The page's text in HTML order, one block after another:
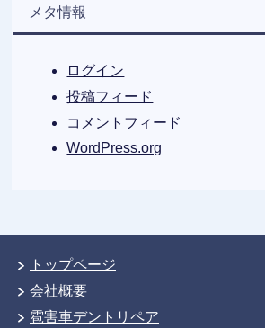
メタ情報
ログイン
投稿フィード
コメントフィード
WordPress.org
トップページ
会社概要
雹害車デントリペア